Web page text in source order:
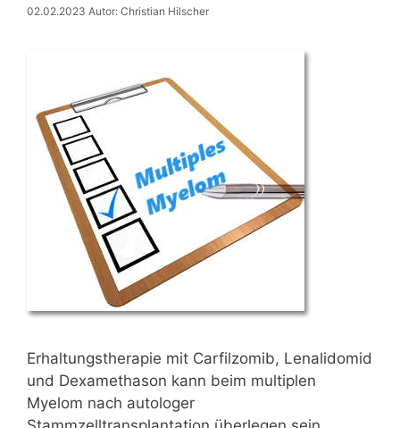
02.02.2023 Autor: Christian Hilscher
Erhaltungstherapie mit Carfilzomib, Lenalidomid
und Dexamethason kann beim multiplen
Myelom nach autologer